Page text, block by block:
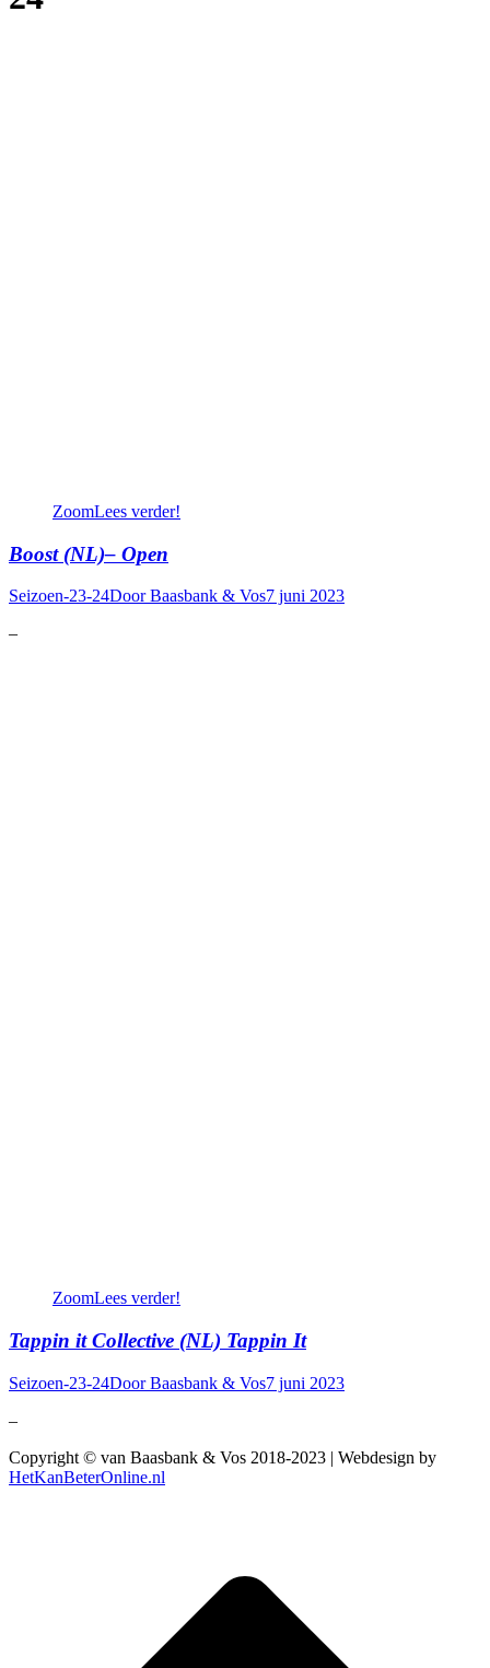
ZoomLees verder!
Boost (NL)– Open
Seizoen-23-24DoorBaasbank & Vos7 juni 2023
–
ZoomLees verder!
Tappin it Collective (NL) Tappin It
Seizoen-23-24DoorBaasbank & Vos7 juni 2023
–
Copyright © van Baasbank & Vos 2018-2023 | Webdesign by
HetKanBeterOnline.nl